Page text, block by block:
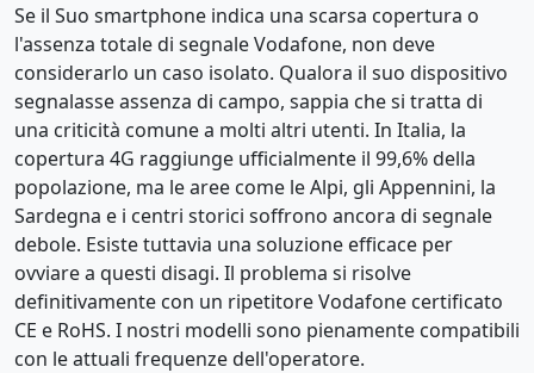
Se il Suo smartphone indica una scarsa copertura o
l'assenza totale di segnale Vodafone, non deve
considerarlo un caso isolato. Qualora il suo dispositivo
segnalasse assenza di campo, sappia che si tratta di
una criticità comune a molti altri utenti. In Italia, la
copertura 4G raggiunge ufficialmente il 99,6% della
popolazione, ma le aree come le Alpi, gli Appennini, la
Sardegna e i centri storici soffrono ancora di segnale
debole. Esiste tuttavia una soluzione efficace per
ovviare a questi disagi. Il problema si risolve
definitivamente con un ripetitore Vodafone certificato
CE e RoHS. I nostri modelli sono pienamente compatibili
con le attuali frequenze dell'operatore.